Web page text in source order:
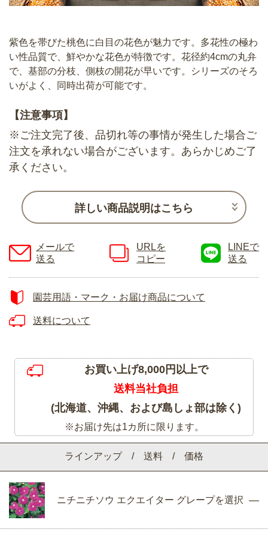
ラインアップ / 送料 / 価格
ニチニチソウ エクエイター グレープを選択
紫色を帯びた桃色に白目の花色が魅力です。多花性の極わ
い性品質で、鮮やかな花色が特徴です。花径約4cmの丸弁
で、基部の分枝、側枝の開花が早いです。シリーズのそろ
いがよく、同時出荷が可能です。
【注意事項】
※ご注文完了後、品切れ等の事情が発生した場合ご
注文を承れない場合がございます。あらかじめご了
承ください。
詳しい商品説明はこちら
メールで
送る
URLを
コピー
LINEで
送る
園芸用語・マーク・お届け商品について
送料について
お買い上げ8,000円以上で
送料当社負担
(北海道、沖縄、および島しょ部は除く)
※お届け先は1カ所に限ります。